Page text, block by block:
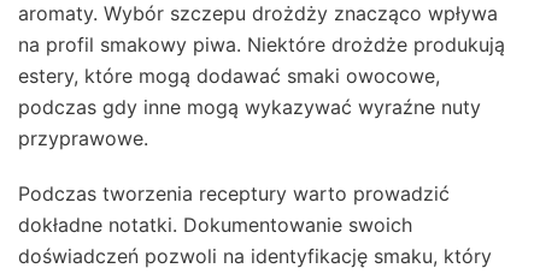
aromaty. Wybór szczepu drożdży znacząco wpływa
na profil smakowy piwa. Niektóre drożdże produkują
estery, które mogą dodawać smaki owocowe,
podczas gdy inne mogą wykazywać wyraźne nuty
przyprawowe.
Podczas tworzenia receptury warto prowadzić
dokładne notatki. Dokumentowanie swoich
doświadczeń pozwoli na identyfikację smaku, który